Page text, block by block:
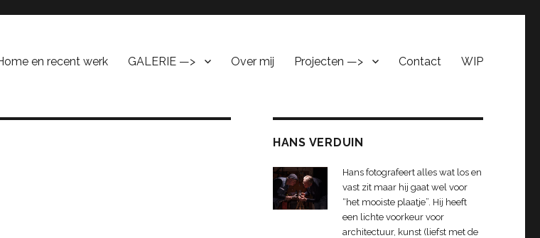
en recent werk GALERIE —> Over mij Projecten —> Contact WIP
HANS VERDUIN
Hans fotografeert alles wat los en
vast zit maar hij gaat wel voor
“het mooiste plaatje”. Hij heeft
een lichte voorkeur voor
architectuur, kunst (liefst met de